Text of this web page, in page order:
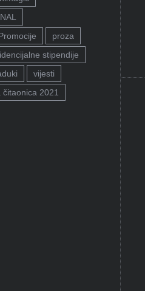
proza
stipendije
vijesti
čitaonica 2021